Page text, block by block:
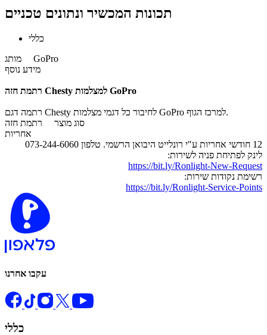
תכונות המכשיר ונתונים טכניים
כללי
מותג GoPro
מידע נוסף
רתמת חזה Chesty למצלמות GoPro
רתמה דגם Chesty לחיבור כל דגמי מצלמות GoPro למרכז הגוף.
סוג מוצר רתמת חזה
אחריות
12 חודשי אחריות ע"י רונלייט היבואן הרשמי. טלפון 073-244-6060
לינק לפתיחת פניה לשירות:
https://bit.ly/Ronlight-New-Request
רשימת נקודות שירות:
https://bit.ly/Ronlight-Service-Points
עקבו אחרנו
כללי